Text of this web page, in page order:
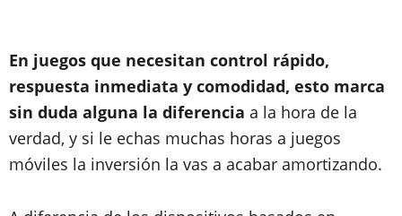
En juegos que necesitan control rápido,
respuesta inmediata y comodidad, esto marca
sin duda alguna la diferencia a la hora de la
verdad, y si le echas muchas horas a juegos
móviles la inversión la vas a acabar amortizando.